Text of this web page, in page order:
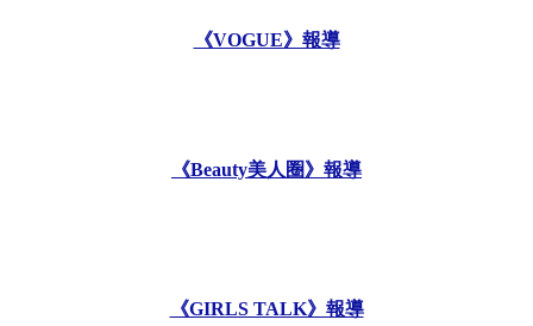
《VOGUE》報導
《Beauty美人圈》報導
《GIRLS TALK》報導